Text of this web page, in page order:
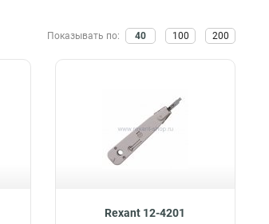
Показывать по: 40 100 200
Rexant 12-4201